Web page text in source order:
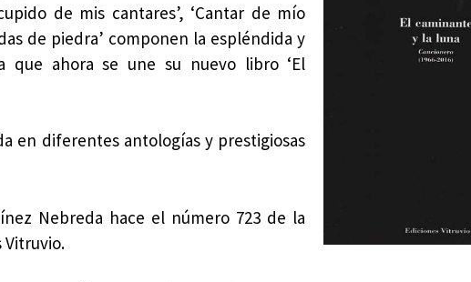
de mis cantares’, ‘Cantar de mío
de piedra’ componen la espléndida y
ahora se une su nuevo libro ‘El
en diferentes antologías y prestigiosas
Nebreda hace el número 723 de la
Vitruvio.